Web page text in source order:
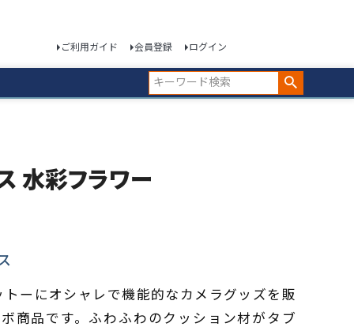
ご利用ガイド 会員登録 ログイン
水彩フラワー
ーにオシャレで機能的なカメラグッズを販
商品です。ふわふわのクッション材がタブ